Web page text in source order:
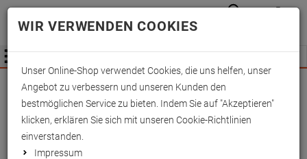
Wichtige Änderung für Fachhändler zum
01.09.2026 -Mehr Informationen hier
Anmelden
Menü
WIR VERWENDEN COOKIES
Unser Online-Shop verwendet Cookies, die uns helfen, unser
Angebot zu verbessern und unseren Kunden den
bestmöglichen Service zu bieten. Indem Sie auf "Akzeptieren"
klicken, erklären Sie sich mit unseren Cookie-Richtlinien
einverstanden.
Impressum